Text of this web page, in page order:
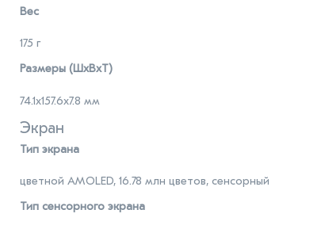
Вес
175 г
Размеры (ШxВxТ)
74.1x157.6x7.8 мм
Экран
Тип экрана
цветной AMOLED, 16.78 млн цветов, сенсорный
Тип сенсорного экрана